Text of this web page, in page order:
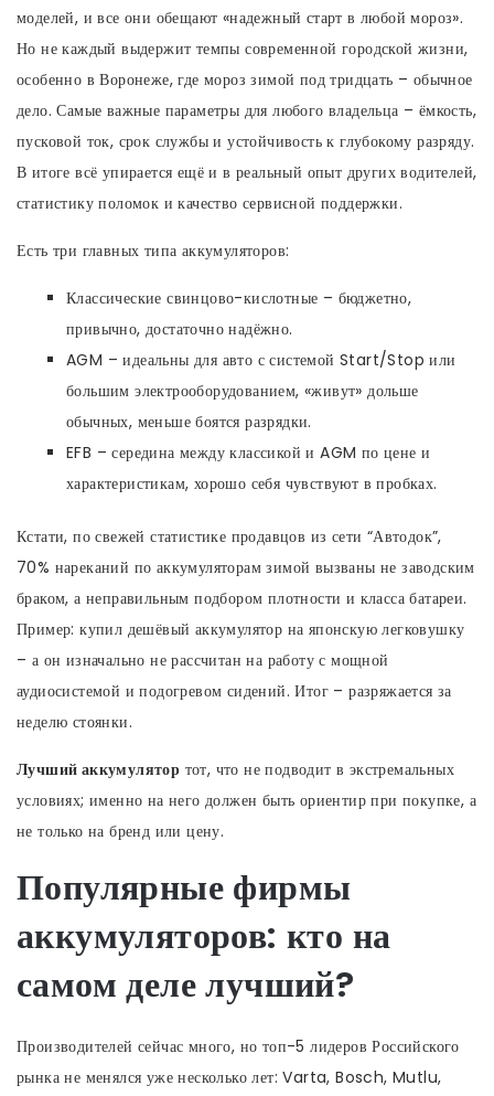
моделей, и все они обещают «надежный старт в любой мороз».
Но не каждый выдержит темпы современной городской жизни,
особенно в Воронеже, где мороз зимой под тридцать – обычное
дело. Самые важные параметры для любого владельца – ёмкость,
пусковой ток, срок службы и устойчивость к глубокому разряду.
В итоге всё упирается ещё и в реальный опыт других водителей,
статистику поломок и качество сервисной поддержки.
Есть три главных типа аккумуляторов:
Классические свинцово-кислотные – бюджетно,
привычно, достаточно надёжно.
AGM – идеальны для авто с системой Start/Stop или
большим электрооборудованием, «живут» дольше
обычных, меньше боятся разрядки.
EFB – середина между классикой и AGM по цене и
характеристикам, хорошо себя чувствуют в пробках.
Кстати, по свежей статистике продавцов из сети “Автодок”,
70% нареканий по аккумуляторам зимой вызваны не заводским
браком, а неправильным подбором плотности и класса батареи.
Пример: купил дешёвый аккумулятор на японскую легковушку
– а он изначально не рассчитан на работу с мощной
аудиосистемой и подогревом сидений. Итог – разряжается за
неделю стоянки.
Лучший аккумулятор тот, что не подводит в экстремальных
условиях; именно на него должен быть ориентир при покупке, а
не только на бренд или цену.
Популярные фирмы
аккумуляторов: кто на
самом деле лучший?
Производителей сейчас много, но топ-5 лидеров Российского
рынка не менялся уже несколько лет: Varta, Bosch, Mutlu,